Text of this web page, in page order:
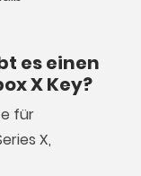
es einen
X Key?
für
X,